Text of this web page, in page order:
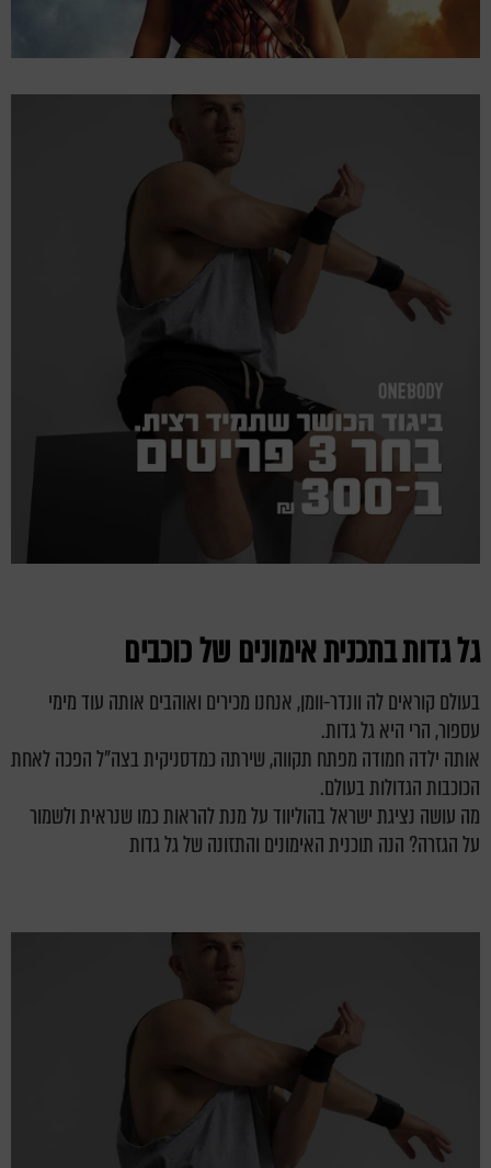
גל גדות בתכנית אימונים של כוכבים
בעולם קוראים לה וונדר-וומן, אנחנו מכירים ואוהבים אותה עוד מימי
עספור, הרי היא גל גדות.
אותה ילדה חמודה מפתח תקווה, שירתה כמדסניקית בצה"ל הפכה לאחת
הכוכבות הגדולות בעולם.
מה עושה נציגת ישראל בהוליווד על מנת להראות כמו שנראית ולשמור
על הגזרה? הנה תוכנית האימונים והתזונה של גל גדות